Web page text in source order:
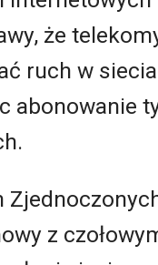
że
ruch w
abonowanie
z